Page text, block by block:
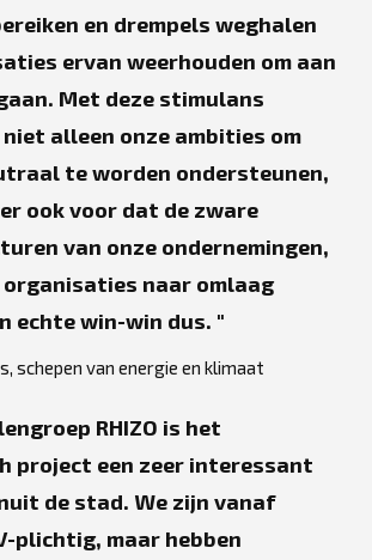
en drempels weghalen
ervan weerhouden om aan
Met deze stimulans
niet alleen onze ambities om
te worden ondersteunen,
ook voor dat de zware
van onze ondernemingen,
organisaties naar omlaag
echte win-win dus.
schepen van energie en klimaat
RHIZO is het
project een zeer interessant
de stad. We zijn vanaf
plichtig, maar hebben